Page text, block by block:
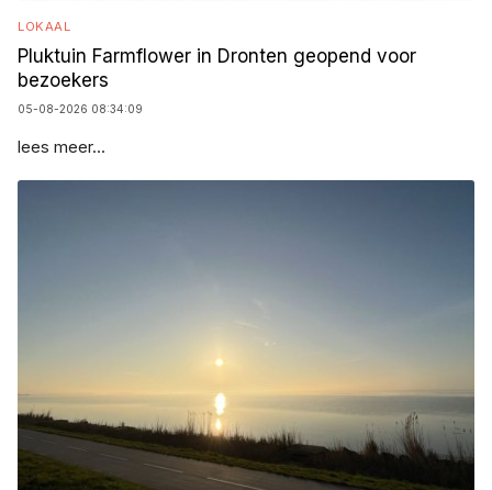
LOKAAL
Pluktuin Farmflower in Dronten geopend voor
bezoekers
05-08-2026 08:34:09
lees meer...